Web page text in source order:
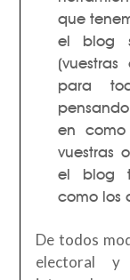
que
el blog
para
en como
vuestras
el blog
como los
De todos
electoral